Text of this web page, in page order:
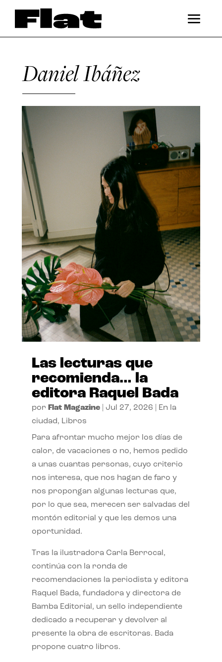
Daniel Ibáñez
Las lecturas que
recomienda… la
editora Raquel Bada
por Flat Magazine| Jul 27, 2026
En la
ciudad, Libros
Para afrontar mucho mejor los días de
calor, de vacaciones o no, hemos pedido
a unas cuantas personas, cuyo criterio
nos interesa, que nos hagan de faro y
nos propongan algunas lecturas que,
por lo que sea, merecen ser salvadas del
montón editorial y que les demos una
oportunidad.
Tras la ilustradora Carla Berrocal,
continúa con la ronda de
recomendaciones la periodista y editora
Raquel Bada, fundadora y directora de
Bamba Editorial, un sello independiente
dedicado a recuperar y devolver al
presente la obra de escritoras. Bada
propone cuatro libros.